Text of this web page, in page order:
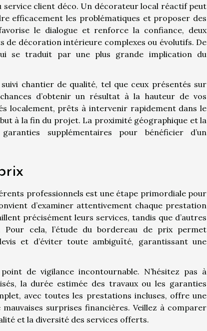
service client déco. Un décorateur local réactif peut
efficacement les problématiques et proposer des
le dialogue et renforce la confiance, deux
de décoration intérieure complexes ou évolutifs. De
se traduit par une plus grande implication du
chantier de qualité, tel que ceux présentés sur
d’obtenir un résultat à la hauteur de vos
localement, prêts à intervenir rapidement dans le
à la fin du projet. La proximité géographique et la
supplémentaires pour bénéficier d’un
professionnels est une étape primordiale pour
d’examiner attentivement chaque prestation
précisément leurs services, tandis que d’autres
cela, l’étude du bordereau de prix permet
et d’éviter toute ambiguïté, garantissant une
de vigilance incontournable. N’hésitez pas à
la durée estimée des travaux ou les garanties
avec toutes les prestations incluses, offre une
surprises financières. Veillez à comparer
et la diversité des services offerts.